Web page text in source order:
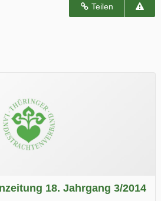
Teilen
18. Jahrgang 3/2014